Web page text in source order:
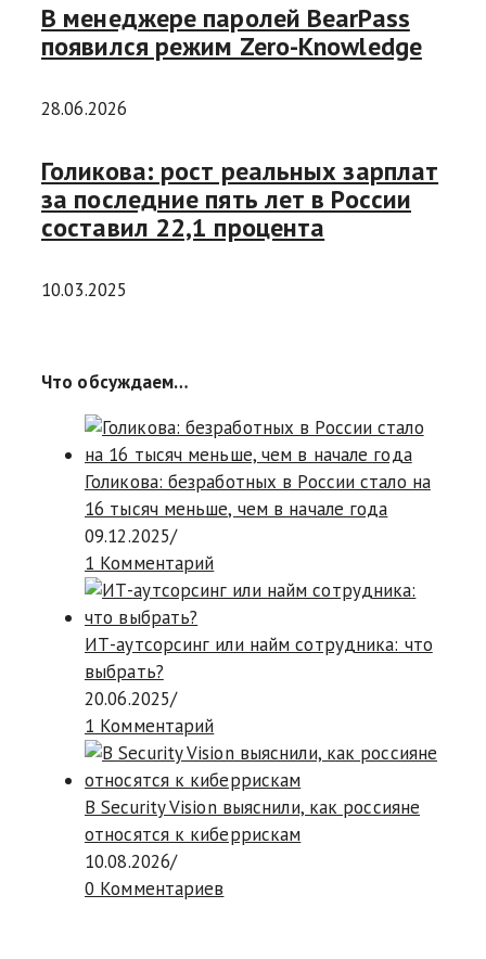
В менеджере паролей BearPass
появился режим Zero-Knowledge
28.06.2026
Голикова: рост реальных зарплат
за последние пять лет в России
составил 22,1 процента
10.03.2025
Что обсуждаем…
Голикова: безработных в России стало на
16 тысяч меньше, чем в начале года
09.12.2025/
1 Комментарий
ИТ-аутсорсинг или найм сотрудника: что
выбрать?
20.06.2025/
1 Комментарий
В Security Vision выяснили, как россияне
относятся к киберрискам
10.08.2026/
0 Комментариев